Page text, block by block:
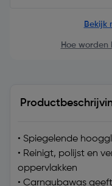
Bekijk
Hoe worden
• Spiegelende
• Reinigt, polijst en
oppervlakken
• Carnaubawas